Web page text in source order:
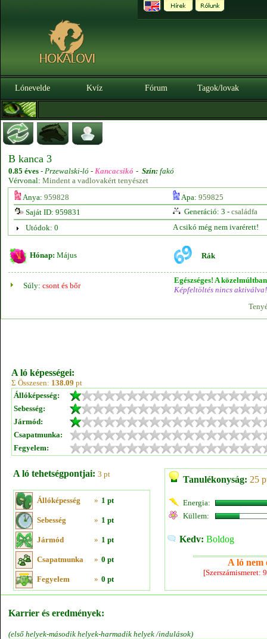
Lónevelde Kvíz Fórum Tagok/lovak
B kanca 3
0.85 éves - Przewalski-ló - Kancacsikó - Szín: fakó
Vérvonal: Mindent a vadlovakért tenyészet
Anya: 959828 Apa: 959825
Saját ID: 959831
Generáció: 3 - családfa
Utódok: 0
A csikó még nem ivarérett!
Hónap: Május Rák
Súly: csont és bőr
Egészséges! A
Képfeltöltés nincs aktiválva!
A ló képességei:
Σ Összesen: 138.09 pt
Állóképesség:
Sebesség:
Jármód:
Csapatmunka:
Fegyelem:
A ló tehetségpontjai: 3 pt
Állóképesség » 1 pt
Sebesség » 1 pt
Jármód » 1 pt
Csapatmunka » 0 pt
Fegyelem » 0 pt
Tanulékonyság: 25
Energia:
Küllem:
Kedv: Boldog
A ló nem
[Szerszámismeret:
Karrier és eredmények:
(első helyek-második helyek-harmadik helyek /indulások)